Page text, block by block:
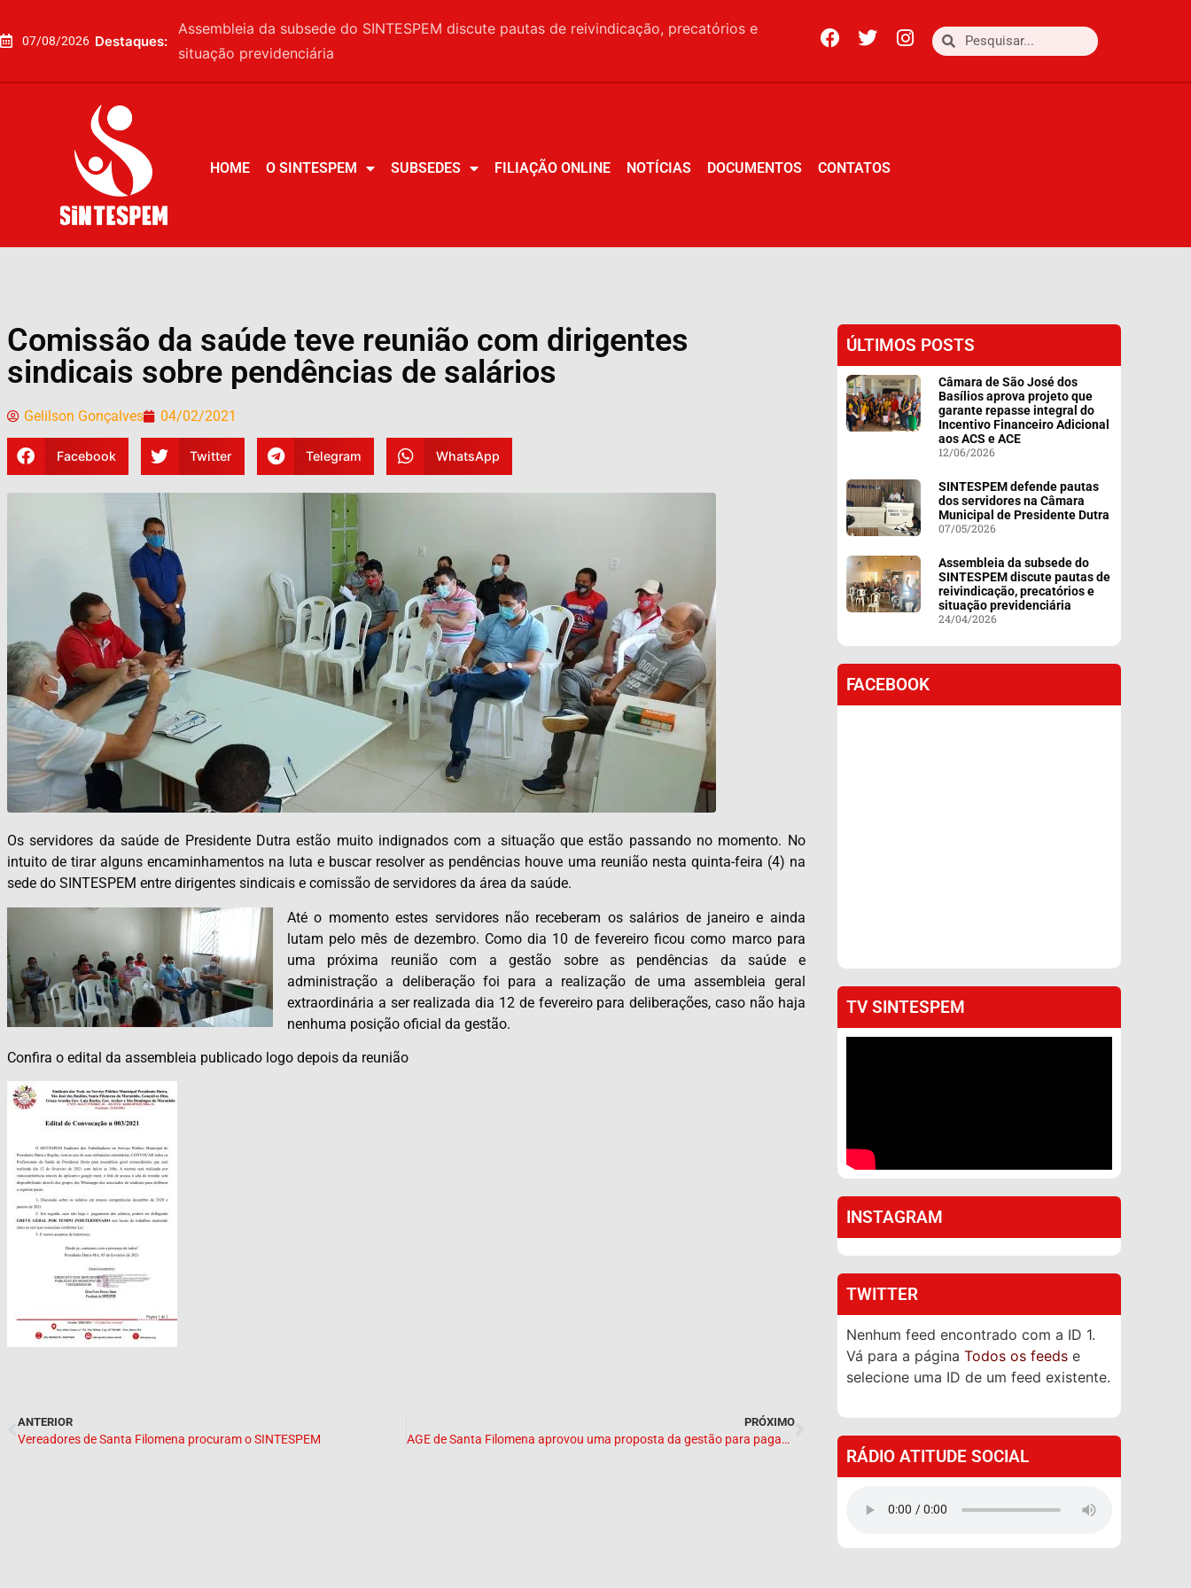
07/08/2026 Destaques:
Assembleia da subsede do SINTESPEM discute pautas de reivindicação, precatórios e
situação previdenciária
HOME O SINTESPEM SUBSEDES FILIAÇÃO ONLINE NOTÍCIAS DOCUMENTOS CONTATOS
Comissão da saúde teve reunião com dirigentes
sindicais sobre pendências de salários
Gelilson Gonçalves 04/02/2021
Facebook Twitter Telegram WhatsApp
Os servidores da saúde de Presidente Dutra estão muito indignados com a situação que estão passando no momento. No
intuito de tirar alguns encaminhamentos na luta e buscar resolver as pendências houve uma reunião nesta quinta-feira (4) na
sede do SINTESPEM entre dirigentes sindicais e comissão de servidores da área da saúde.
Até o momento estes servidores não receberam os salários de janeiro e ainda
lutam pelo mês de dezembro. Como dia 10 de fevereiro ficou como marco para
uma próxima reunião com a gestão sobre as pendências da saúde e
administração a deliberação foi para a realização de uma assembleia geral
extraordinária a ser realizada dia 12 de fevereiro para deliberações, caso não haja
nenhuma posição oficial da gestão.
Confira o edital da assembleia publicado logo depois da reunião
ANTERIOR
Vereadores de Santa Filomena procuram o SINTESPEM
PRÓXIMO
AGE de Santa Filomena aprovou uma proposta da gestão para pagamentos atrasados de 2020
ÚLTIMOS POSTS
Câmara de São José dos
Basílios aprova projeto que
garante repasse integral do
Incentivo Financeiro Adicional
aos ACS e ACE
12/06/2026
SINTESPEM defende pautas
dos servidores na Câmara
Municipal de Presidente Dutra
07/05/2026
Assembleia da subsede do
SINTESPEM discute pautas de
reivindicação, precatórios e
situação previdenciária
24/04/2026
FACEBOOK
TV SINTESPEM
INSTAGRAM
TWITTER
Nenhum feed encontrado com a ID 1.
Vá para a página Todos os feedse
selecione uma ID de um feed existente.
RÁDIO ATITUDE SOCIAL